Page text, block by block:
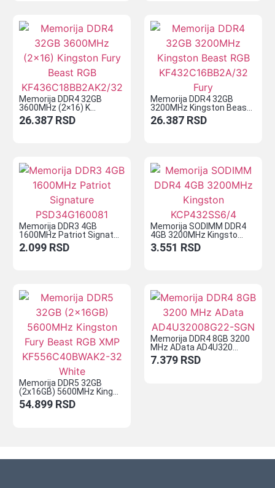
Memorija DDR4 32GB
3600MHz (2×16) K...
26.387 RSD
Memorija DDR4 32GB
3200MHz Kingston Beas...
26.387 RSD
Memorija DDR3 4GB
1600MHz Patriot Signat...
2.099 RSD
Memorija SODIMM DDR4
4GB 3200MHz Kingsto...
3.551 RSD
Memorija DDR5 32GB
(2x16GB) 5600MHz King...
54.899 RSD
Memorija DDR4 8GB 3200
MHz AData AD4U320...
7.379 RSD